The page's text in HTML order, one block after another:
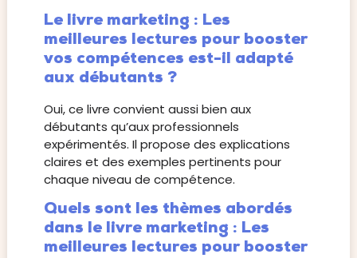
Le livre marketing : Les
meilleures lectures pour booster
vos compétences est-il adapté
aux débutants ?
Oui, ce livre convient aussi bien aux
débutants qu’aux professionnels
expérimentés. Il propose des explications
claires et des exemples pertinents pour
chaque niveau de compétence.
Quels sont les thèmes abordés
dans le livre marketing : Les
meilleures lectures pour booster